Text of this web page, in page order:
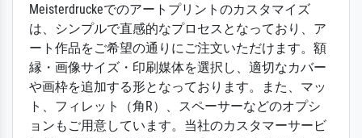
Meisterdruckeでのアートプリントのカスタマイズ
は、シンプルで直感的なプロセスとなっており、ア
ート作品をご希望の通りにご注文いただけます。額
縁・画像サイズ・印刷媒体を選択し、適切なカバー
や画枠を追加する形となっております。また、マッ
ト、フィレット（角R）、スペーサーなどのオプシ
ョンもご用意しています。当社のカスタマーサービ